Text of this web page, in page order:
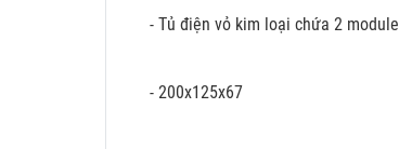
- Tủ điện vỏ kim loại chứa 2 module
- 200x125x67